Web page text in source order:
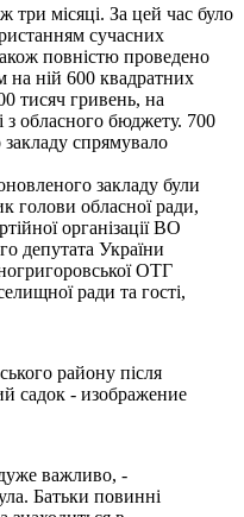
три місяці. За цей час було
сучасних
повністю проведено
на ній 600 квадратних
тисяч гривень, на
з обласного бюджету. 700
спрямувало
закладу були
голови обласної ради,
організації ВО
депутата України
ОТГ
ради та гості,
важливо, -
Батьки повинні